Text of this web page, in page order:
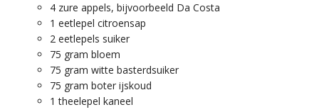
4 zure appels, bijvoorbeeld Da Costa
1 eetlepel citroensap
2 eetlepels suiker
75 gram bloem
75 gram witte basterdsuiker
75 gram boter ijskoud
1 theelepel kaneel